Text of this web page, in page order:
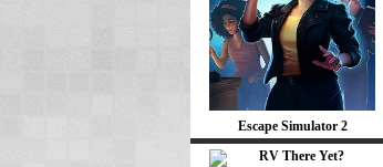
Escape Simulator 2